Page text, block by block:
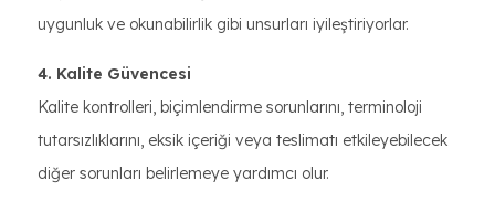
uygunluk ve okunabilirlik gibi unsurları iyileştiriyorlar.
4. Kalite Güvencesi
Kalite kontrolleri, biçimlendirme sorunlarını, terminoloji
tutarsızlıklarını, eksik içeriği veya teslimatı etkileyebilecek
diğer sorunları belirlemeye yardımcı olur.